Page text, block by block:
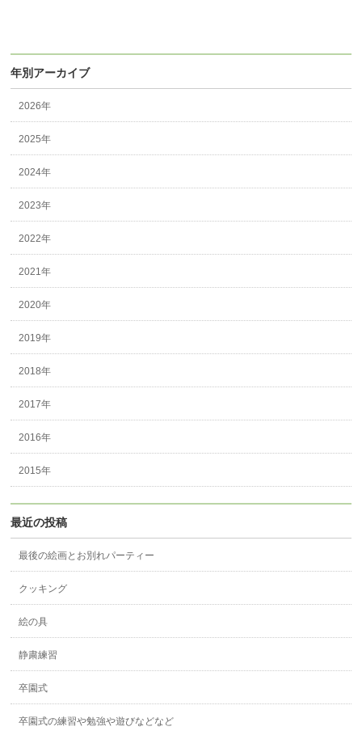
年別アーカイブ
2026年
2025年
2024年
2023年
2022年
2021年
2020年
2019年
2018年
2017年
2016年
2015年
最近の投稿
最後の絵画とお別れパーティー
クッキング
絵の具
静粛練習
卒園式
卒園式の練習や勉強や遊びなどなど